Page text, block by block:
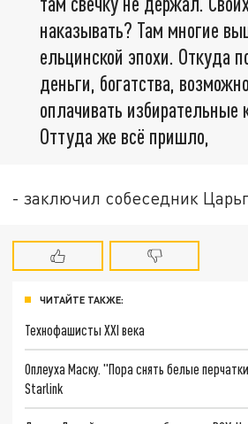
наказывать? Там многие
ельцинской эпохи. Откуда
деньги, богатства,
оплачивать избирательные
Оттуда же всё пришло,
- заключил собеседник
ЧИТАЙТЕ ТАКЖЕ:
Технофашисты XXI века
Оплеуха Маску. "Пора снять белые
Starlink